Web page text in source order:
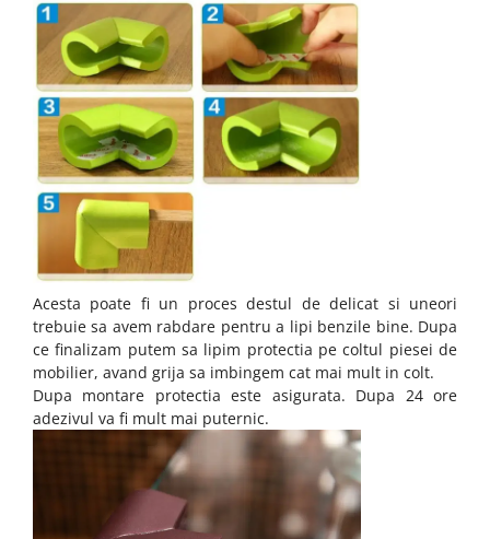
Acesta poate fi un proces destul de delicat si uneori
trebuie sa avem rabdare pentru a lipi benzile bine. Dupa
ce finalizam putem sa lipim protectia pe coltul piesei de
mobilier, avand grija sa imbingem cat mai mult in colt.
Dupa montare protectia este asigurata. Dupa 24 ore
adezivul va fi mult mai puternic.